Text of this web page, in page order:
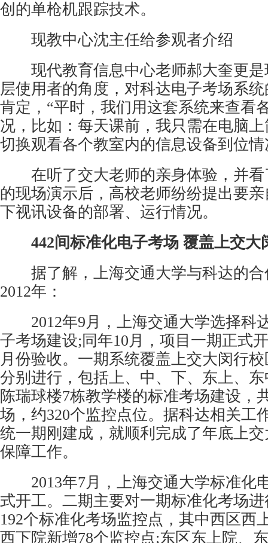
创的单枪机跟踪技术。
现教中心沈主任给参观者介绍
现代教育信息中心老师郝大奎更是
层使用者的角度，对科达电子考场系
肯定，“平时，我们用这套系统来查看
况，比如：每天课前，我只需在电脑
切换观看各个教室内的信息设备到位情
在听了交大老师的亲身体验，并看
的现场演示后，高校老师纷纷提出要
下视讯设备的部署、运行情况。
442间标准化电子考场 覆盖上交大
据了解，上海交通大学与科达的合
2012年：
2012年9月，上海交通大学选择科
子考场建设;同年10月，项目一期正式
月份验收。一期系统覆盖上交大闵行
分别进行，包括上、中、下、东上、
陈瑞球楼7栋教学楼的标准考场建设，
场，约320个监控点位。据科达相关工
统一期刚建成，就顺利完成了年底上
保障工作。
2013年7月，上海交通大学标准化
式开工。二期主要对一期标准化考场
192个标准化考场监控点，其中西区西
西下院新增78个监控点;东区东上院、